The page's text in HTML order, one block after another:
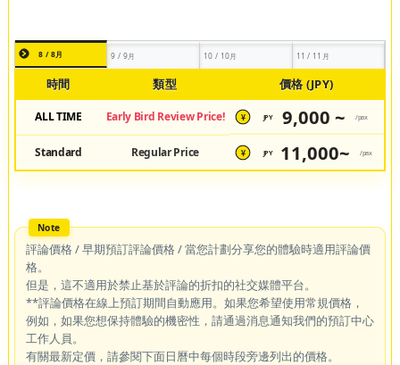
8 / 8月 9 / 9月 10 / 10月 11 / 11月
時間 類型 價格 (JPY)
ALL TIME Early Bird Review Price! ¥ JPY 9,000 ~ /pax
Standard Regular Price ¥ JPY 11,000~ /pax
評論價格 / 早期預訂評論價格 / 當您計劃分享您的體驗時適用評論價
格。
但是，這不適用於禁止基於評論的折扣的社交媒體平台。
**評論價格在線上預訂期間自動應用。如果您希望使用常規價格，
例如，如果您想保持體驗的機密性，請通過消息通知我們的預訂中心
工作人員。
有關最新定價，請參閱下面日曆中每個時段旁邊列出的價格。